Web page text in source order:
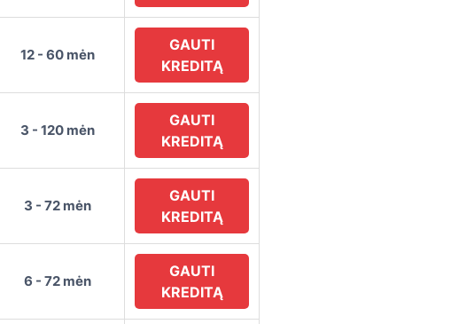
12 - 60 mėn
GAUTI
KREDITĄ
3 - 120 mėn
GAUTI
KREDITĄ
3 - 72 mėn
GAUTI
KREDITĄ
6 - 72 mėn
GAUTI
KREDITĄ